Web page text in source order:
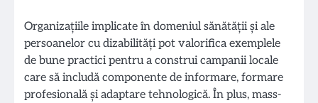
Organizațiile implicate în domeniul sănătății și ale
persoanelor cu dizabilități pot valorifica exemplele
de bune practici pentru a construi campanii locale
care să includă componente de informare, formare
profesională și adaptare tehnologică. În plus, mass-